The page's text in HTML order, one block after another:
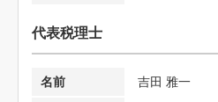
代表税理士
名前
吉田 雅一